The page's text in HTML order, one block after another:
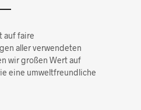
auf faire
aller verwendeten
wir großen Wert auf
eine umweltfreundliche